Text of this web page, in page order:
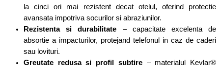
la cinci ori mai rezistent decat otelul, oferind protectie
avansata impotriva socurilor si abraziunilor.
Rezistenta si durabilitate – capacitate excelenta de
absortie a impacturilor, protejand telefonul in caz de caderi
sau lovituri.
Greutate redusa si profil subtire– materialul Kevlar®